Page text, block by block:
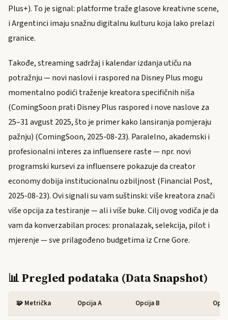
Plus+). To je signal: platforme traže glasove kreativne scene,
i Argentinci imaju snažnu digitalnu kulturu koja lako prelazi
granice.
Takođe, streaming sadržaj i kalendar izdanja utiču na
potražnju — novi naslovi i raspored na Disney Plus mogu
momentalno podići traženje kreatora specifičnih niša
(ComingSoon prati Disney Plus raspored i nove naslove za
25–31 avgust 2025, što je primer kako lansiranja pomjeraju
pažnju) (ComingSoon, 2025-08-23). Paralelno, akademski i
profesionalni interes za influensere raste — npr. novi
programski kursevi za influensere pokazuje da creator
economy dobija institucionalnu ozbiljnost (Financial Post,
2025-08-23). Ovi signali su vam suštinski: više kreatora znači
više opcija za testiranje — ali i više buke. Cilj ovog vodiča je da
vam da konverzabilan proces: pronalazak, selekcija, pilot i
mjerenje — sve prilagođeno budgetima iz Crne Gore.
📊 Pregled podataka (Data Snapshot)
🧩 Metrička Opcija A Opcija B